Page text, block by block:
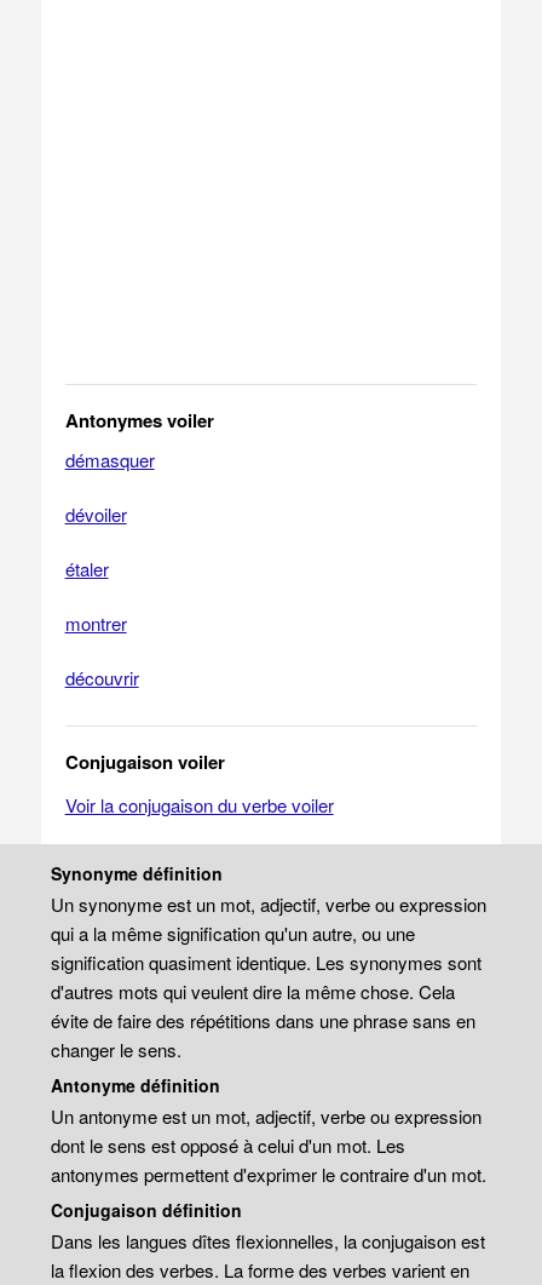
Antonymes voiler
démasquer
dévoiler
étaler
montrer
découvrir
Conjugaison voiler
Voir la conjugaison du verbe voiler
Synonyme définition
Un synonyme est un mot, adjectif, verbe ou expression
qui a la même signification qu'un autre, ou une
signification quasiment identique. Les synonymes sont
d'autres mots qui veulent dire la même chose. Cela
évite de faire des répétitions dans une phrase sans en
changer le sens.
Antonyme définition
Un antonyme est un mot, adjectif, verbe ou expression
dont le sens est opposé à celui d'un mot. Les
antonymes permettent d'exprimer le contraire d'un mot.
Conjugaison définition
Dans les langues dîtes flexionnelles, la conjugaison est
la flexion des verbes. La forme des verbes varient en